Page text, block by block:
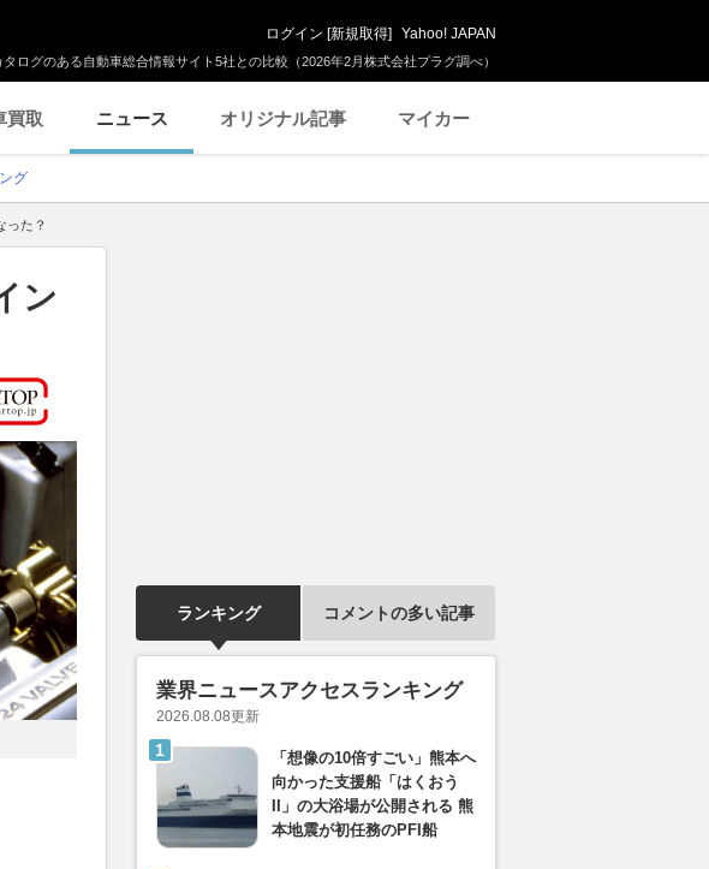
ログのある自動車総合情報サイト5社との比較（2026年2月株式会社プラグ調べ）
ログイン [新規取得] Yahoo! JAPAN
買取 ニュース オリジナル記事 マイカー
グ
った？
ン
ランキング コメントの多い記事
業界ニュースアクセスランキング
2026.08.08更新
「想像の10倍すごい」熊本へ
向かった支援船「はくおう
II」の大浴場が公開される 熊
本地震が初任務のPFI船